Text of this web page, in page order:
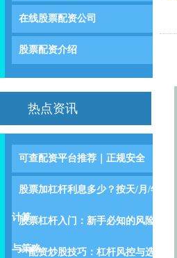
在线股票配资公司
股票配资介绍
热点资讯
可查配资平台推荐｜正规安全
股票加杠杆利息多少？按天/月/年
计算
股票杠杆入门：新手必知的风险
与策略
**配资炒股技巧：杠杆风控与选